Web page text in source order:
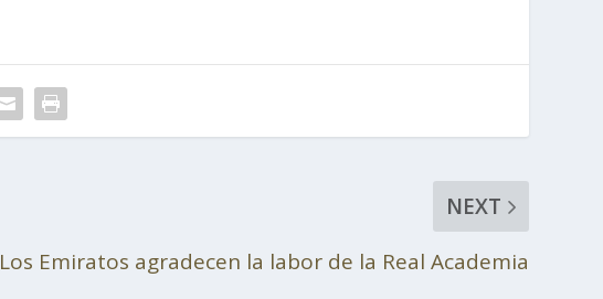
NEXT
Los Emiratos agradecen la labor de la Real Academia